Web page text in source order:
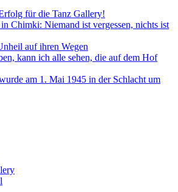
für die Tanz Gallery!
Chimki: Niemand ist vergessen, nichts ist
auf ihren Wegen
kann ich alle sehen, die auf dem Hof
am 1. Mai 1945 in der Schlacht um